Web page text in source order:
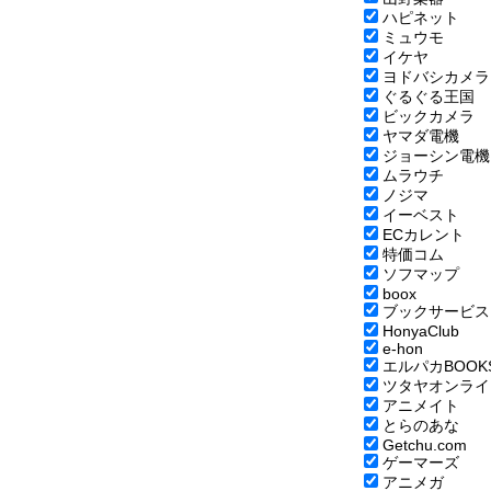
ハピネット
ミュウモ
イケヤ
ヨドバシカメラ
ぐるぐる王国
ビックカメラ
ヤマダ電機
ジョーシン電機
ムラウチ
ノジマ
イーベスト
ECカレント
特価コム
ソフマップ
boox
ブックサービス
HonyaClub
e-hon
エルパカ
ツタヤオンラ
アニメイト
とらのあな
Getchu.com
ゲーマーズ
アニメガ